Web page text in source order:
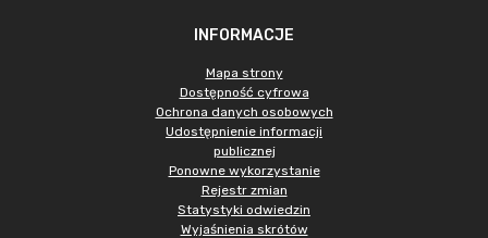
INFORMACJE
Mapa strony
Dostępność cyfrowa
Ochrona danych osobowych
Udostępnienie informacji
publicznej
Ponowne wykorzystanie
Rejestr zmian
Statystyki odwiedzin
Wyjaśnienia skrótów